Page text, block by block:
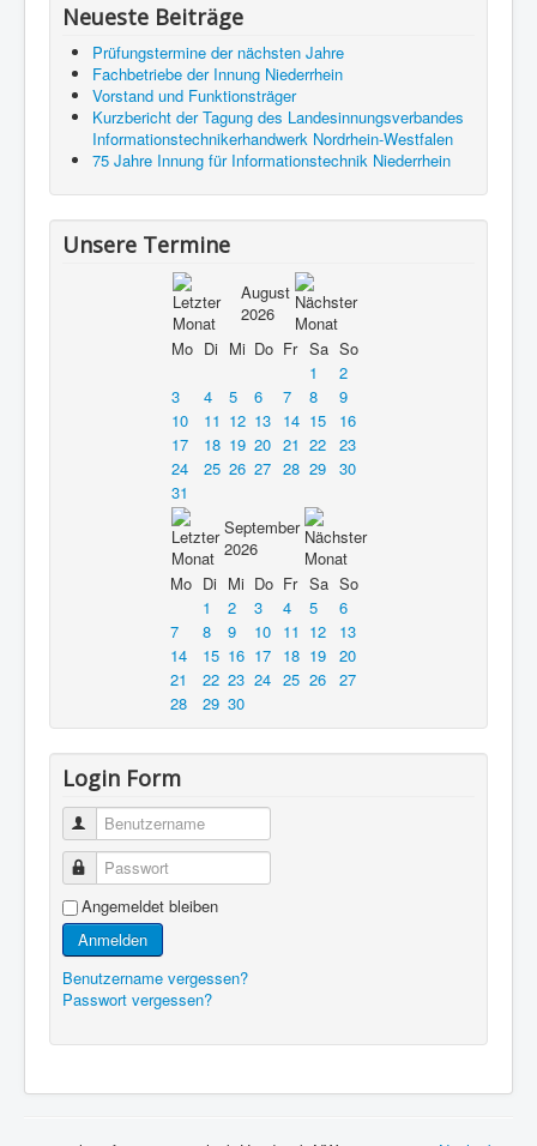
Neueste Beiträge
Prüfungstermine der nächsten Jahre
Fachbetriebe der Innung Niederrhein
Vorstand und Funktionsträger
Kurzbericht der Tagung des Landesinnungsverbandes
Informationstechnikerhandwerk Nordrhein-Westfalen
75 Jahre Innung für Informationstechnik Niederrhein
Unsere Termine
August
2026
Mo Di Mi Do Fr Sa So
1
2
3
4 5 6 7 8
9
10
11 12 13 14 15
16
17
18 19 20 21 22
23
24
25 26 27 28 29
30
31
September
2026
Mo Di Mi Do Fr Sa So
1
2 3 4 5
6
7
8 9 10 11 12
13
14
15 16 17 18 19
20
21
22 23 24 25 26
27
28
29 30
Login Form
Benutzername
Passwort
Angemeldet bleiben
Anmelden
Benutzername vergessen?
Passwort vergessen?